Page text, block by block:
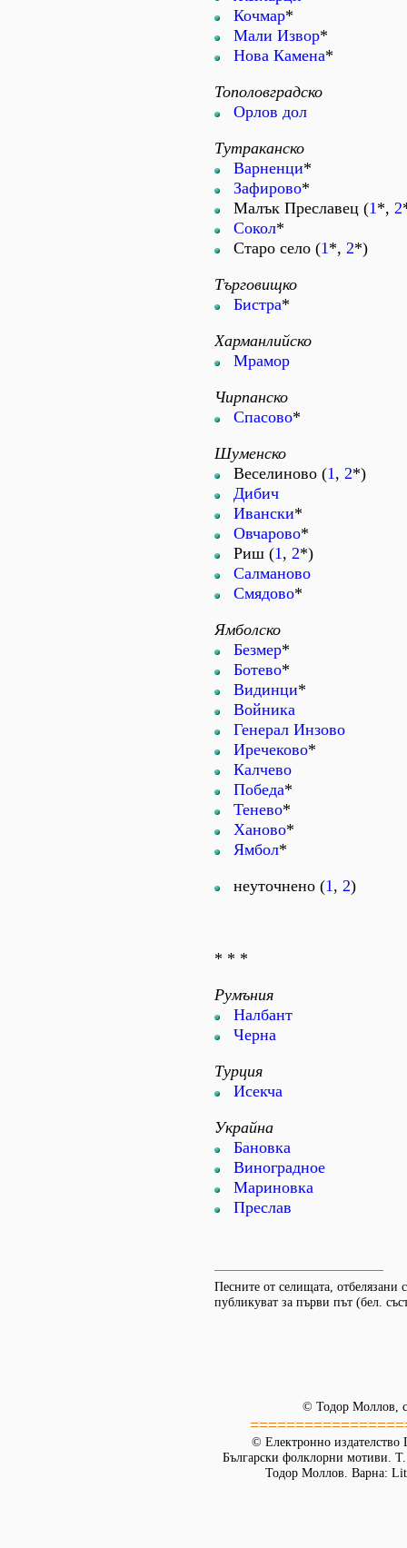
Кочмар*
Мали Извор*
Нова Камена*
Тополовградско
Орлов дол
Тутраканско
Варненци*
Зафирово*
Малък Преславец (1*, 2
Сокол*
Старо село (1*, 2*)
Търговищко
Бистра*
Харманлийско
Мрамор
Чирпанско
Спасово*
Шуменско
Веселиново (1, 2*)
Дибич
Ивански*
Овчарово*
Риш (1, 2*)
Салманово
Смядово*
Ямболско
Безмер*
Ботево*
Видинци*
Войника
Генерал Инзово
Иречеково*
Калчево
Победа*
Тенево*
Ханово*
Ямбол*
неуточнено (1, 2)
* * *
Румъния
Налбант
Черна
Турция
Исекча
Украйна
Бановка
Виноградное
Мариновка
Преслав
Песните от селищата, отбелязани
публикуват за първи път (бел.
© Тодор Моллов,
© Електронно издателство
Български фолклорни мотиви.
Тодор Моллов. Варна: